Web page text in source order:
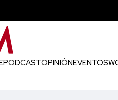
PODCASTOPINIÓNEVENTOS